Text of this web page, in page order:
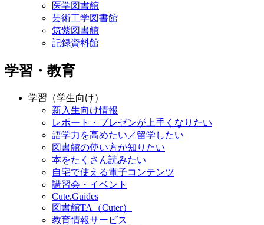
医学図書館
芸術工学図書館
筑紫図書館
記録資料館
学習・教育
学習（学生向け）
新入生向け情報
レポート・プレゼンが上手くなりたい
語学力を高めたい／留学したい
図書館の使い方が知りたい
本をたくさん読みたい
自宅で使える電子コンテンツ
講習会・イベント
Cute.Guides
図書館TA（Cuter）
教育情報サービス